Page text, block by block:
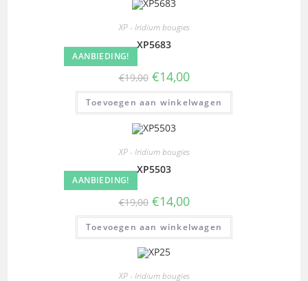
AANBIEDING!
XP - Iridium bougies
XP5683
€19,00 €14,00
Toevoegen aan winkelwagen
AANBIEDING!
XP - Iridium bougies
XP5503
€19,00 €14,00
Toevoegen aan winkelwagen
XP - Iridium bougies